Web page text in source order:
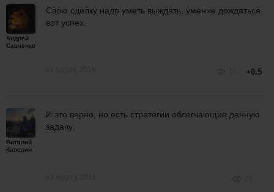
Андрей
Савченко
Свою сделку надо уметь выждать, умение дождаться
вот успех.
+0.5
Виталий
Капелин
И это верно, но есть стратегии облегчающие данную
задачу.